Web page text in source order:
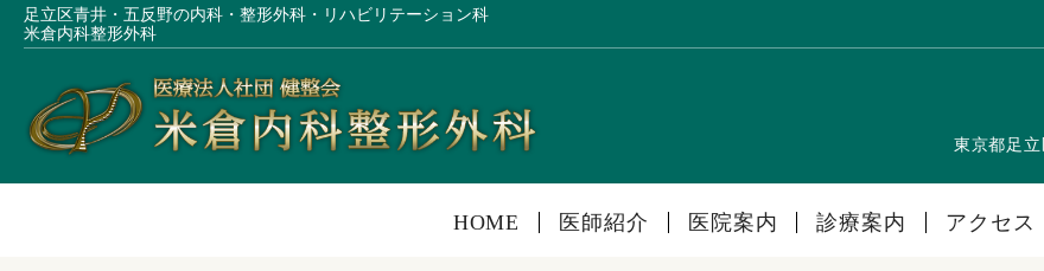
足立区青井・五反野の内科・整形外科・リハビリテーション科
米倉内科整形外科
東京都足
HOME 医師紹介 医院案内 診療案内 アクセス